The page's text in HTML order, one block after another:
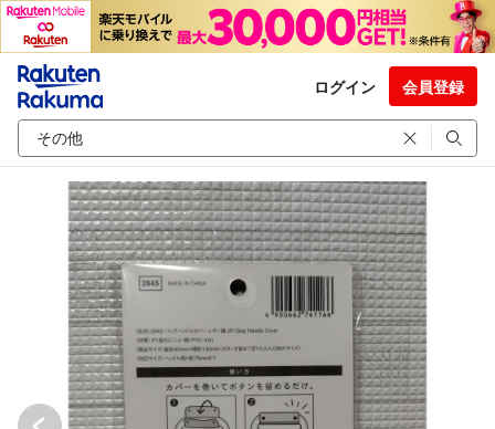
ログイン 会員登録